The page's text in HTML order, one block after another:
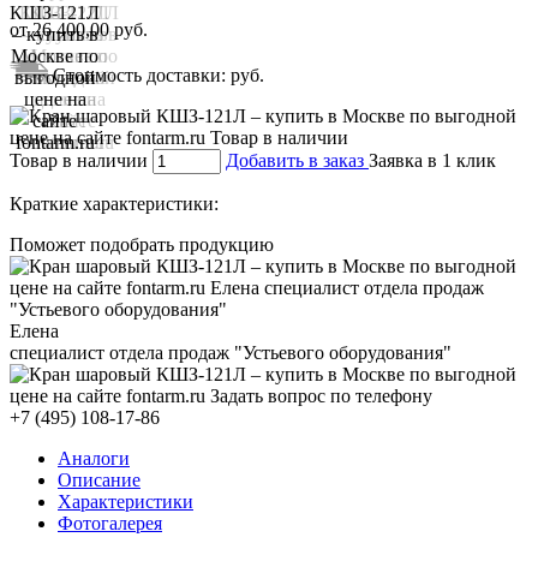
от26 400,00руб.
Стоимость доставки: руб.
Товар в наличии Добавить в заказ Заявка в 1 клик
Краткие характеристики:
Поможет подобрать продукцию
Елена
специалист отдела продаж "Устьевого оборудования"
+7 (495) 108-17-86
Аналоги
Описание
Характеристики
Фотогалерея